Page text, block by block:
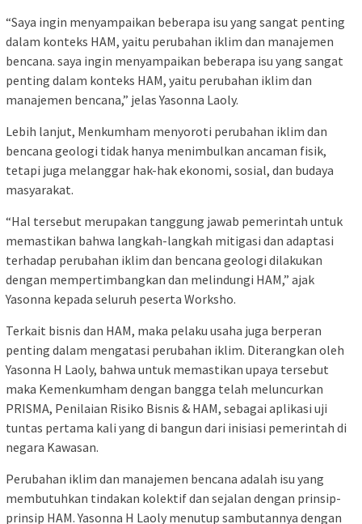
“Saya ingin menyampaikan beberapa isu yang sangat penting
dalam konteks HAM, yaitu perubahan iklim dan manajemen
bencana. saya ingin menyampaikan beberapa isu yang sangat
penting dalam konteks HAM, yaitu perubahan iklim dan
manajemen bencana,” jelas Yasonna Laoly.
Lebih lanjut, Menkumham menyoroti perubahan iklim dan
bencana geologi tidak hanya menimbulkan ancaman fisik,
tetapi juga melanggar hak-hak ekonomi, sosial, dan budaya
masyarakat.
“Hal tersebut merupakan tanggung jawab pemerintah untuk
memastikan bahwa langkah-langkah mitigasi dan adaptasi
terhadap perubahan iklim dan bencana geologi dilakukan
dengan mempertimbangkan dan melindungi HAM,” ajak
Yasonna kepada seluruh peserta Worksho.
Terkait bisnis dan HAM, maka pelaku usaha juga berperan
penting dalam mengatasi perubahan iklim. Diterangkan oleh
Yasonna H Laoly, bahwa untuk memastikan upaya tersebut
maka Kemenkumham dengan bangga telah meluncurkan
PRISMA, Penilaian Risiko Bisnis & HAM, sebagai aplikasi uji
tuntas pertama kali yang di bangun dari inisiasi pemerintah di
negara Kawasan.
Perubahan iklim dan manajemen bencana adalah isu yang
membutuhkan tindakan kolektif dan sejalan dengan prinsip-
prinsip HAM. Yasonna H Laoly menutup sambutannya dengan